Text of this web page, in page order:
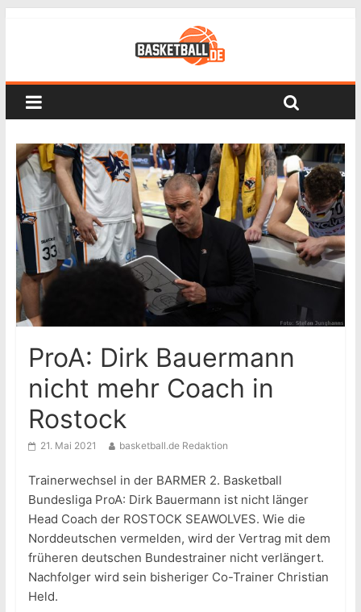
ProA: Dirk Bauermann
nicht mehr Coach in
Rostock
21. Mai 2021 basketball.de Redaktion
Trainerwechsel in der BARMER 2. Basketball
Bundesliga ProA: Dirk Bauermann ist nicht länger
Head Coach der ROSTOCK SEAWOLVES. Wie die
Norddeutschen vermelden, wird der Vertrag mit dem
früheren deutschen Bundestrainer nicht verlängert.
Nachfolger wird sein bisheriger Co-Trainer Christian
Held.